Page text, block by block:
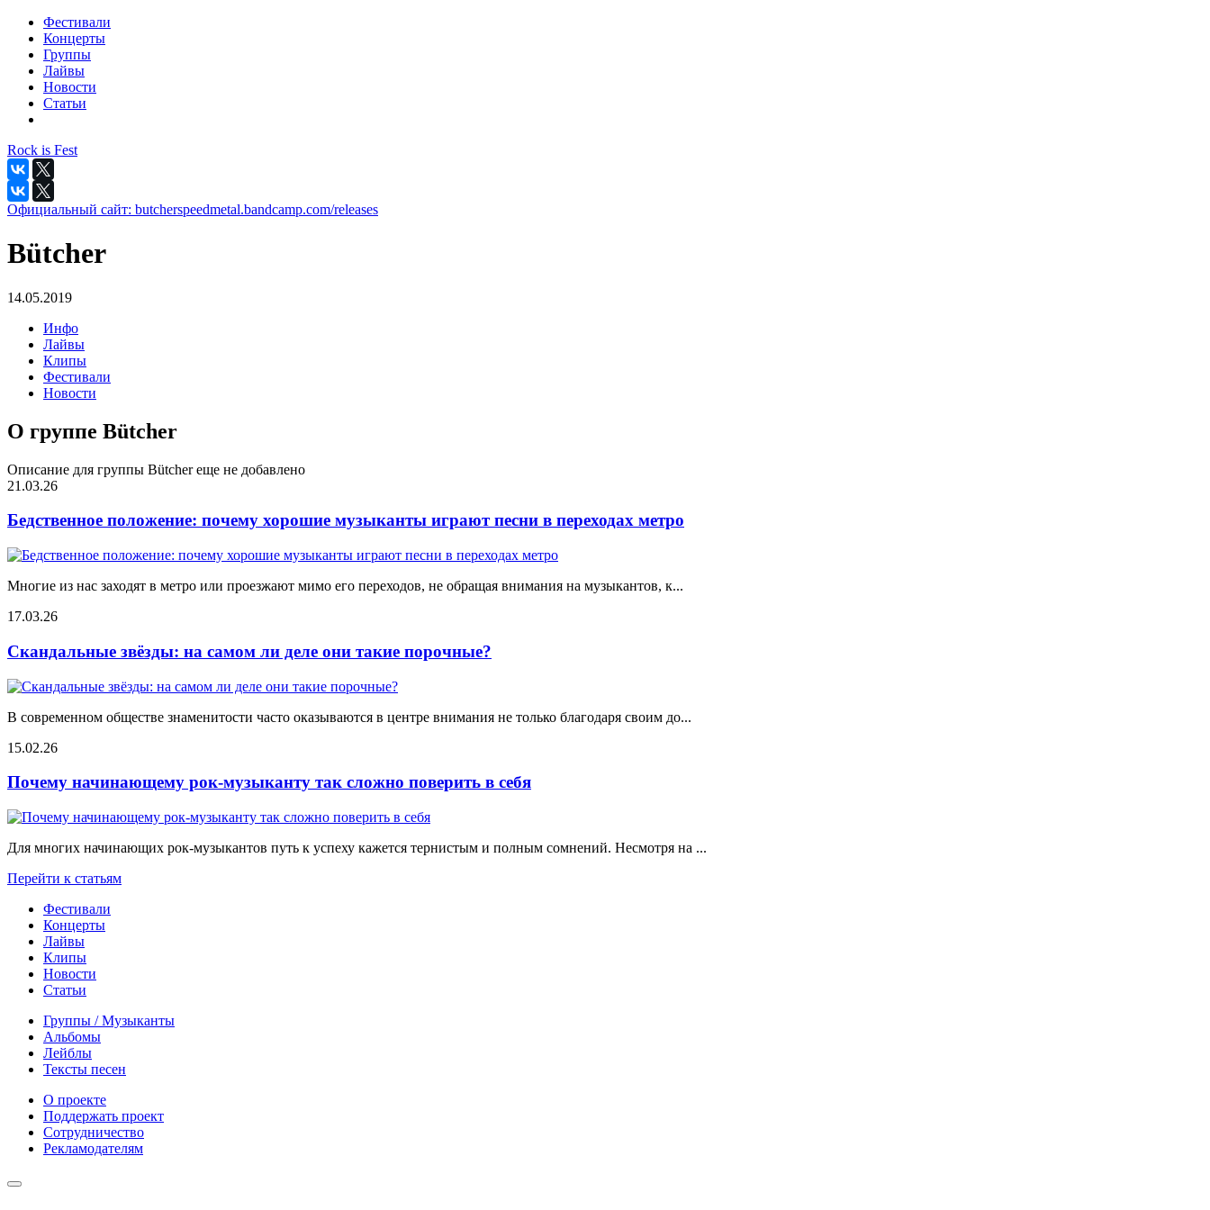
Фестивали
Концерты
Группы
Лайвы
Новости
Статьи
Rock is Fest
Официальный сайт: butcherspeedmetal.bandcamp.com/releases
Bütcher
14.05.2019
Инфо
Лайвы
Клипы
Фестивали
Новости
О группе Bütcher
Описание для группы Bütcher еще не добавлено
21.03.26
Бедственное положение: почему хорошие музыканты играют песни в переходах метро
Многие из нас заходят в метро или проезжают мимо его переходов, не обращая внимания на музыкантов, к...
17.03.26
Скандальные звёзды: на самом ли деле они такие порочные?
В современном обществе знаменитости часто оказываются в центре внимания не только благодаря своим до...
15.02.26
Почему начинающему рок-музыканту так сложно поверить в себя
Для многих начинающих рок-музыкантов путь к успеху кажется тернистым и полным сомнений. Несмотря на ...
Перейти к статьям
Фестивали
Концерты
Лайвы
Клипы
Новости
Статьи
Группы / Музыканты
Альбомы
Лейблы
Тексты песен
О проекте
Поддержать проект
Сотрудничество
Рекламодателям